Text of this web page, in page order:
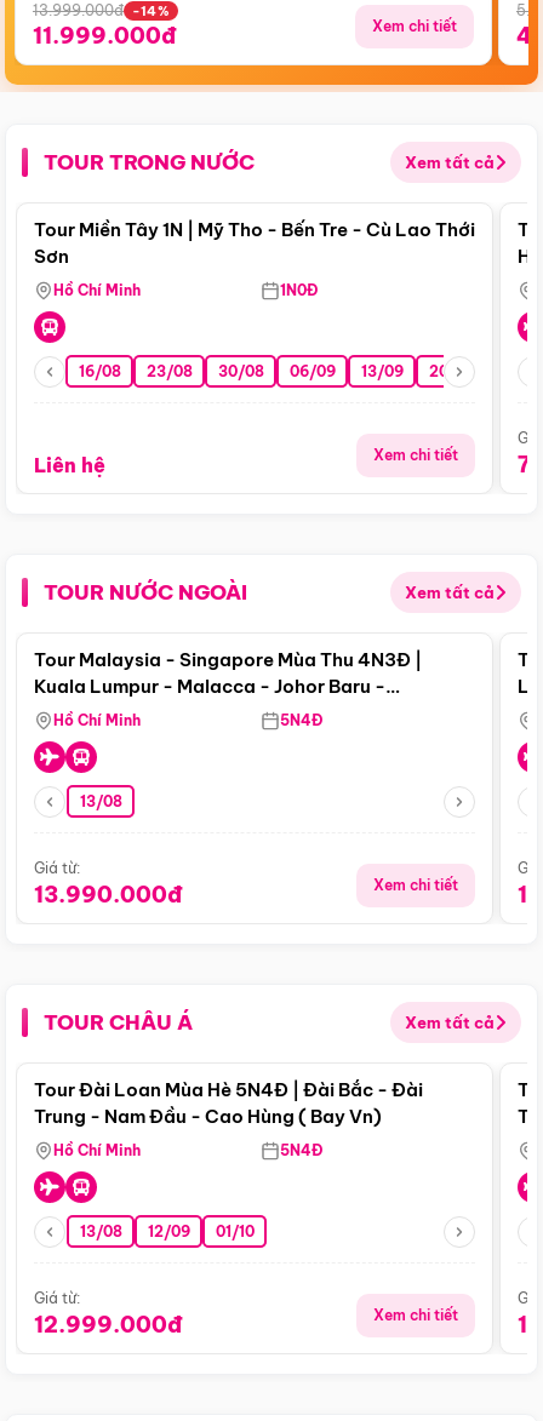
13.999.000đ -14%
11.999.000đ Xem chi tiết
TOUR TRONG NƯỚC Xem tất cả
Điểm nổi bật
Tour Miền Tây 1N | Mỹ Tho - Bến Tre - Cù Lao Thới
Sơn
Hồ Chí Minh 1N0Đ
16/08 23/08 30/08 06/09 13/09 20/09 27/09
Liên hệ Xem chi tiết
TOUR NƯỚC NGOÀI Xem tất cả
Điểm nổi bật
Tour Malaysia - Singapore Mùa Thu 4N3Đ |
Kuala Lumpur - Malacca - Johor Baru -
Singapore
Hồ Chí Minh 5N4Đ
13/08
Giá từ:
13.990.000đ Xem chi tiết
TOUR CHÂU Á Xem tất cả
Điểm nổi bật
Tour Đài Loan Mùa Hè 5N4Đ | Đài Bắc - Đài
Trung - Nam Đầu - Cao Hùng ( Bay Vn)
Hồ Chí Minh 5N4Đ
13/08 12/09 01/10
Giá từ:
12.999.000đ Xem chi tiết